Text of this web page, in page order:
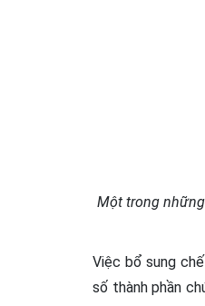
Một trong
Việc bổ sung
số thành phần